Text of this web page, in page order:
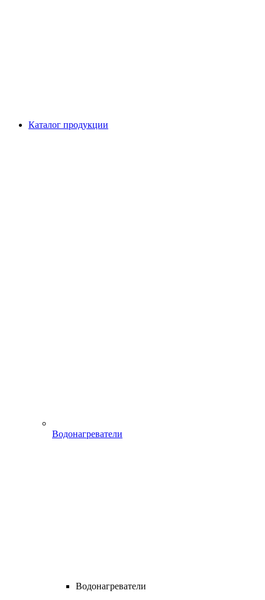
Каталог продукции
Водонагреватели
Водонагреватели